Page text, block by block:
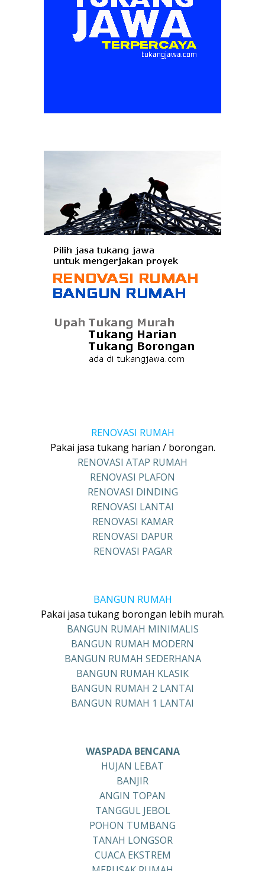
RENOVASI RUMAH
Pakai jasa tukang harian / borongan.
RENOVASI ATAP RUMAH
RENOVASI PLAFON
RENOVASI DINDING
RENOVASI LANTAI
RENOVASI KAMAR
RENOVASI DAPUR
RENOVASI PAGAR
BANGUN RUMAH
Pakai jasa tukang borongan lebih murah.
BANGUN RUMAH MINIMALIS
BANGUN RUMAH MODERN
BANGUN RUMAH SEDERHANA
BANGUN RUMAH KLASIK
BANGUN RUMAH 2 LANTAI
BANGUN RUMAH 1 LANTAI
WASPADA BENCANA
HUJAN LEBAT
BANJIR
ANGIN TOPAN
TANGGUL JEBOL
POHON TUMBANG
TANAH LONGSOR
CUACA EKSTREM